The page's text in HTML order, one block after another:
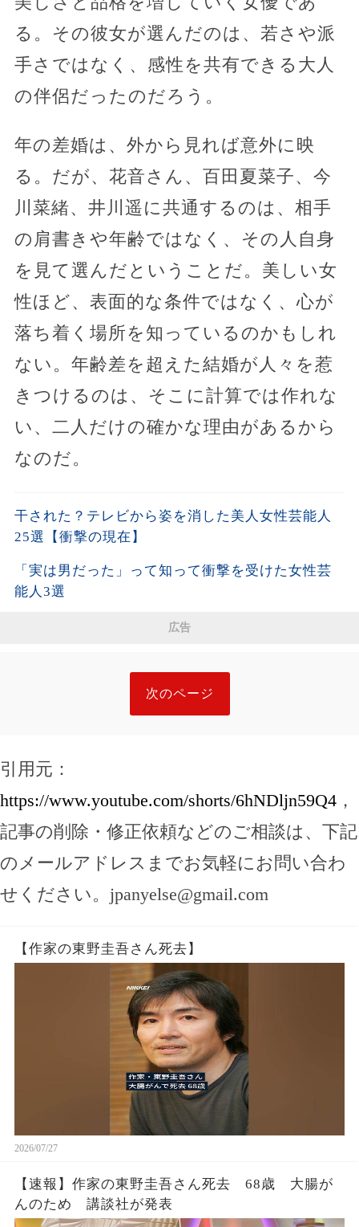
る。その彼女が選んだのは、若さや派
手さではなく、感性を共有できる大人
の伴侶だったのだろう。
年の差婚は、外から見れば意外に映
る。だが、花音さん、百田夏菜子、今
川菜緒、井川遥に共通するのは、相手
の肩書きや年齢ではなく、その人自身
を見て選んだということだ。美しい女
性ほど、表面的な条件ではなく、心が
落ち着く場所を知っているのかもしれ
ない。年齢差を超えた結婚が人々を惹
きつけるのは、そこに計算では作れな
い、二人だけの確かな理由があるから
なのだ。
干された？テレビから姿を消した美人女性芸能人
25選【衝撃の現在】
「実は男だった」って知って衝撃を受けた女性芸
能人3選
広告
次のページ
引用元：
https://www.youtube.com/shorts/6hNDljn59Q4 ，
記事の削除・修正依頼などのご相談は、下記
のメールアドレスまでお気軽にお問い合わ
せください。 jpanyelse@gmail.com
【作家の東野圭吾さん死去】
2026/07/27
【速報】作家の東野圭吾さん死去 68歳 大腸が
んのため 講談社が発表